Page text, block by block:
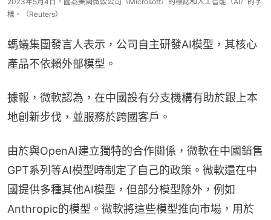
樣。（Reuters）
螞蟻集團發言人表示，公司自主研發AI模型，其核心
產品不依賴外部模型。
據報，微軟認為，在中國設有分支機構有助於跟上本
地創新步伐，並服務於跨國客戶。
由於與OpenAI建立獨特的合作關係，微軟在中國銷售
GPT系列等AI模型時制定了自己的政策。微軟還在中
國提供多種其他AI模型，但部分模型除外，例如
Anthropic的模型。微軟將這些模型推向市場，用於